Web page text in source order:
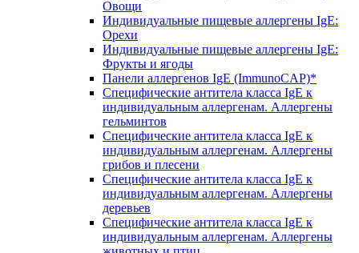
Овощи
Индивидуальные пищевые аллергены IgE:
Орехи
Индивидуальные пищевые аллергены IgE:
Фрукты и ягоды
Панели аллергенов IgE (ImmunoCAP)*
Специфические антитела класса IgE к
индивидуальным аллергенам. Аллергены
гельминтов
Специфические антитела класса IgE к
индивидуальным аллергенам. Аллергены
грибов и плесени
Специфические антитела класса IgE к
индивидуальным аллергенам. Аллергены
деревьев
Специфические антитела класса IgE к
индивидуальным аллергенам. Аллергены